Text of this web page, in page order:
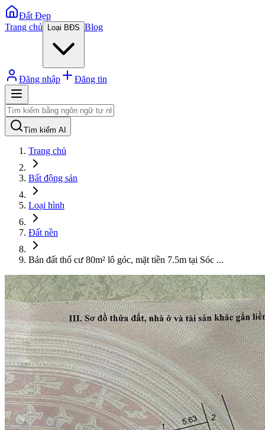
Đất Đẹp
Trang chủ
Loại BĐS Blog
Đăng nhập Đăng tin
Tìm kiếm AI
Trang chủ
Bất động sản
Loại hình
Đất nền
Bán đất thổ cư 80m² lô góc, mặt tiền 7.5m tại Sóc ...